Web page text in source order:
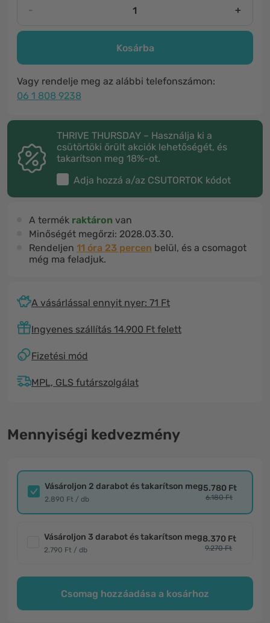
- +
Kosárba
Vagy rendelje meg az alábbi telefonszámon:
06 1 808 9238
THRIVE THURSDAY – Használja ki a
csütörtöki őrült akciók lehetőségét, és
takarítson meg 18%-ot.
Adja hozzá a/az CSUTORTOK kódot
A termék raktáron van
Minőségét megőrzi: 2028.03.30.
Rendeljen 11 óra 23 percen belül, és a csomagot
még ma feladjuk.
A vásárlással ennyit nyer: 71 Ft
Ingyenes szállítás 14.900 Ft felett
Fizetési mód
MPL, GLS futárszolgálat
Mennyiségi kedvezmény
Vásároljon 2 darabot és takarítson meg
2.890 Ft / db
5.780 Ft
6.180 Ft
Vásároljon 3 darabot és takarítson meg
2.790 Ft / db
8.370 Ft
9.270 Ft
Csomag hozzáadása a kosárhoz